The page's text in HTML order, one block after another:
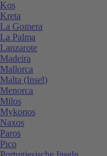
Kos
Kreta
La Gomera
La Palma
Lanzarote
Madeira
Mallorca
Malta (Insel)
Menorca
Milos
Mykonos
Naxos
Paros
Pico